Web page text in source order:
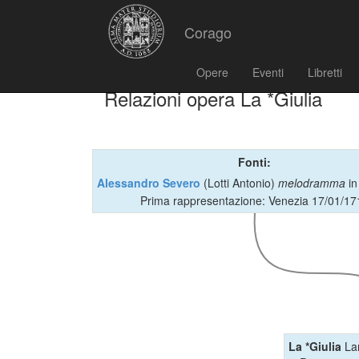
Corago
Opere Eventi Libretti
Relazioni opera La *Giulia
Fonti:
Alessandro Severo (Lotti Antonio) melodramma
Prima rappresentazione: Venezia 17/01/
La *Giulia